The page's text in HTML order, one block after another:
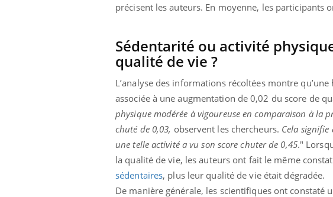
précisent les auteurs. En moyenne, les participants
Sédentarité ou activité
qualité de vie ?
L’analyse des informations récoltées montre qu’une
associée à une augmentation de 0,02 du score de
physique modérée à vigoureuse en comparaison à la
chuté de 0,03, observent les chercheurs. Cela
une telle activité a vu son score chuter de 0,45."
la qualité de vie, les auteurs ont fait le même
sédentaires, plus leur qualité de vie était dégradée.
De manière générale, les scientifiques ont constaté